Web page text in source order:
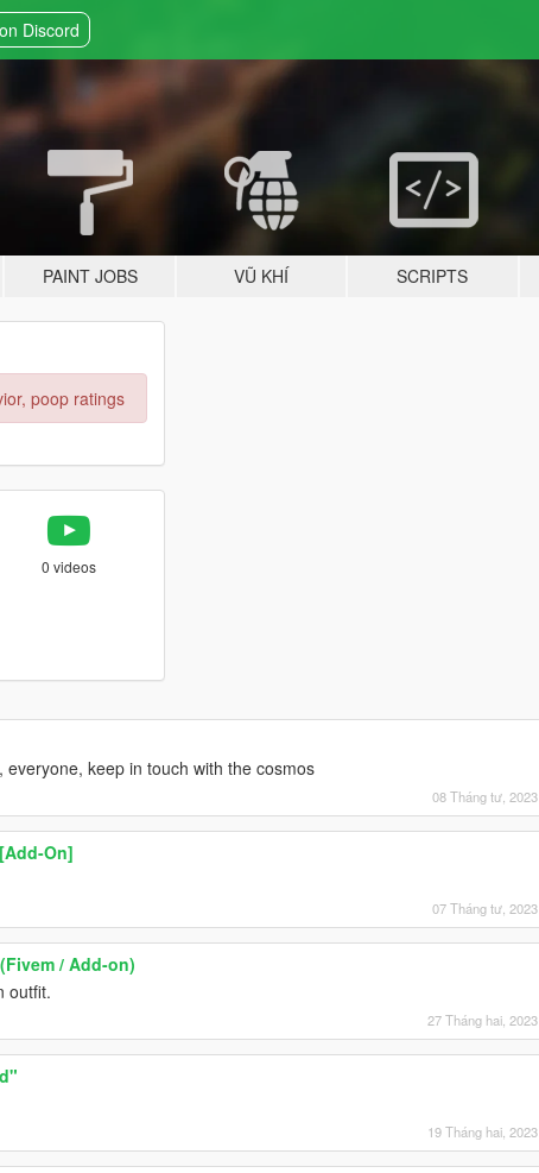
Discord
PAINT JOBS VŨ KHÍ SCRIPTS
poop ratings
0 videos
everyone, keep in touch with the cosmos
08 Tháng tư, 2023
On]
07 Tháng tư, 2023
/ Add-on)
outfit.
27 Tháng hai, 2023
19 Tháng hai, 2023